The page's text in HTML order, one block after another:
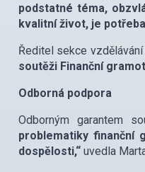
podstatné téma,
kvalitní život, je
Ředitel sekce
soutěži Finanční
Odborná podpora
Odborným garantem
problematiky finanční
dospělosti,“uvedla